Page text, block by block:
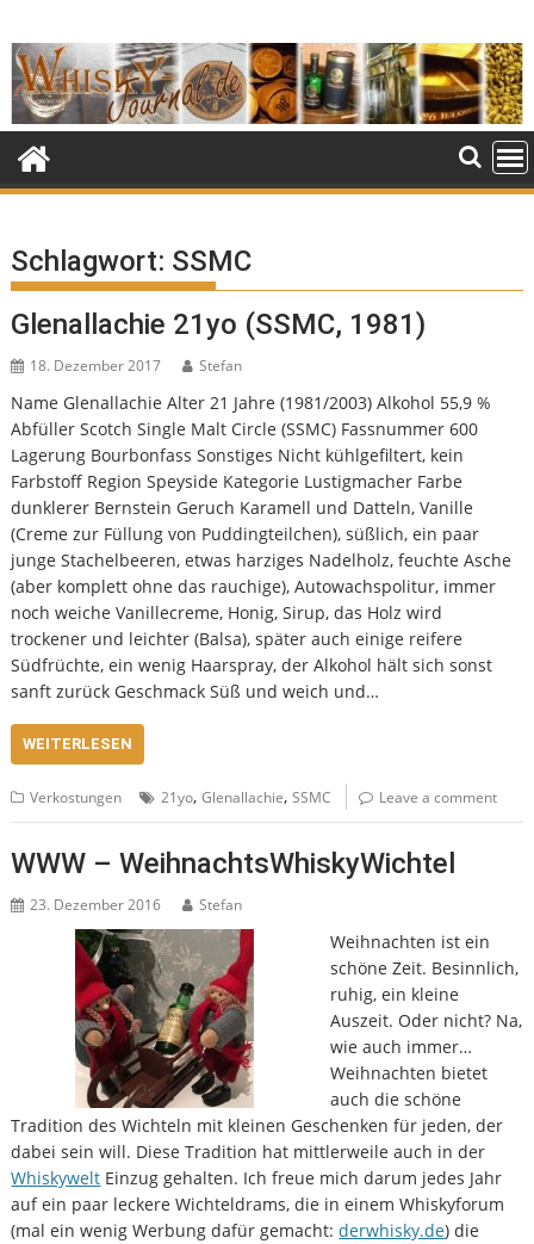
to
content
Schlagwort: SSMC
Glenallachie 21yo (SSMC, 1981)
18. Dezember 2017 Stefan
Name Glenallachie Alter 21 Jahre (1981/2003) Alkohol 55,9 %
Abfüller Scotch Single Malt Circle (SSMC) Fassnummer 600
Lagerung Bourbonfass Sonstiges Nicht kühlgefiltert, kein
Farbstoff Region Speyside Kategorie Lustigmacher Farbe
dunklerer Bernstein Geruch Karamell und Datteln, Vanille
(Creme zur Füllung von Puddingteilchen), süßlich, ein paar
junge Stachelbeeren, etwas harziges Nadelholz, feuchte Asche
(aber komplett ohne das rauchige), Autowachspolitur, immer
noch weiche Vanillecreme, Honig, Sirup, das Holz wird
trockener und leichter (Balsa), später auch einige reifere
Südfrüchte, ein wenig Haarspray, der Alkohol hält sich sonst
sanft zurück Geschmack Süß und weich und…
WEITERLESEN
Verkostungen 21yo,Glenallachie,SSMC Leave a comment
WWW – WeihnachtsWhiskyWichtel
23. Dezember 2016 Stefan
Weihnachten ist ein
schöne Zeit. Besinnlich,
ruhig, ein kleine
Auszeit. Oder nicht? Na,
wie auch immer…
Weihnachten bietet
auch die schöne
Tradition des Wichteln mit kleinen Geschenken für jeden, der
dabei sein will. Diese Tradition hat mittlerweile auch in der
Whiskywelt Einzug gehalten. Ich freue mich darum jedes Jahr
auf ein paar leckere Wichteldrams, die in einem Whiskyforum
(mal ein wenig Werbung dafür gemacht:derwhisky.de) die